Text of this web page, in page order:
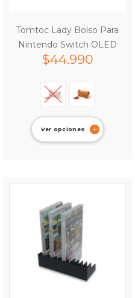
Tomtoc Lady Bolso Para
Nintendo Switch OLED
$44.990
Ver opciones